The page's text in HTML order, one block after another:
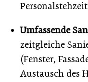
Umfassende
zeitgleiche
(Fenster,
Austausch des